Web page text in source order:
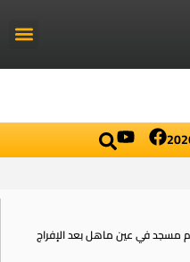
مسجد في عين ماهل بعد الإفراج